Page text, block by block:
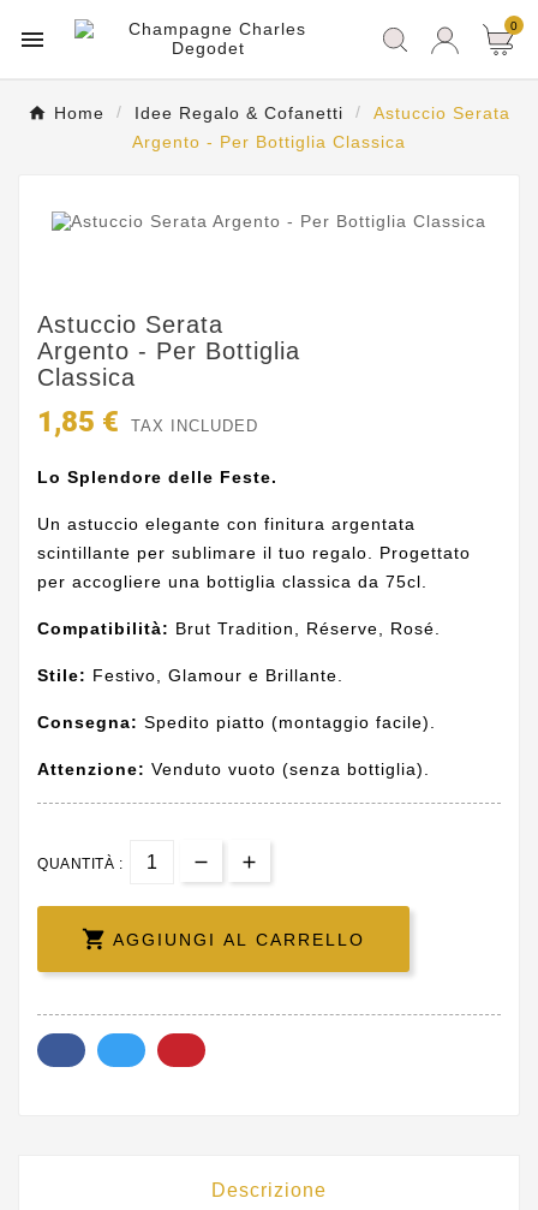
 0
Home Idee Regalo & Cofanetti
Astuccio Serata
Argento - Per Bottiglia Classica
Astuccio Serata
Argento - Per Bottiglia
Classica
1,85 € TAX INCLUDED
Lo Splendore delle Feste.
Un astuccio elegante con finitura argentata
scintillante per sublimare il tuo regalo. Progettato
per accogliere una bottiglia classica da 75cl.
Compatibilità: Brut Tradition, Réserve, Rosé.
Stile: Festivo, Glamour e Brillante.
Consegna: Spedito piatto (montaggio facile).
Attenzione: Venduto vuoto (senza bottiglia).
QUANTITÀ :
 AGGIUNGI AL CARRELLO
Descrizione